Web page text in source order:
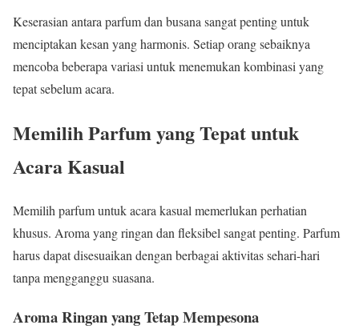
Keserasian antara parfum dan busana sangat penting untuk
menciptakan kesan yang harmonis. Setiap orang sebaiknya
mencoba beberapa variasi untuk menemukan kombinasi yang
tepat sebelum acara.
Memilih Parfum yang Tepat untuk
Acara Kasual
Memilih parfum untuk acara kasual memerlukan perhatian
khusus. Aroma yang ringan dan fleksibel sangat penting. Parfum
harus dapat disesuaikan dengan berbagai aktivitas sehari-hari
tanpa mengganggu suasana.
Aroma Ringan yang Tetap Mempesona